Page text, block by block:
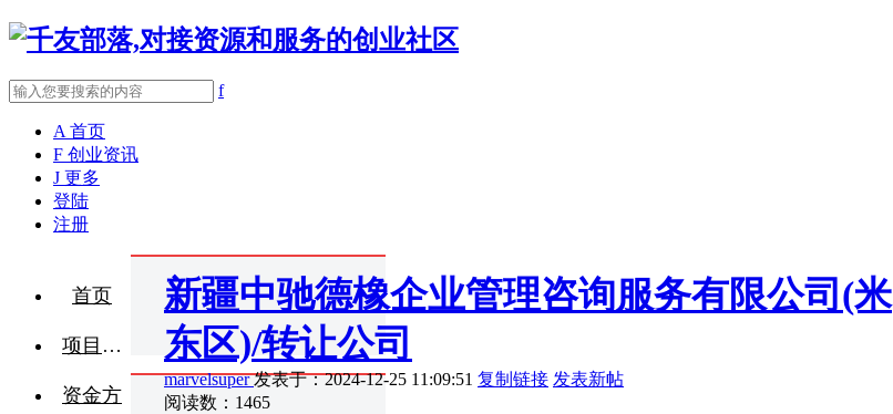
f
A 首页
F 创业资讯
J 更多
登陆
注册
首页
项目融资
资金方
新疆中驰德橡企业管理咨询服务有限公司(米
东区)/转让公司
marvelsuper发表于：2024-12-25 11:09:51 复制链接 发表新帖
阅读数：1465